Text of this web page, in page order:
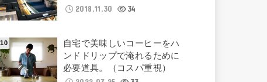
2018.11.30
34
自宅で美味しいコーヒーをハ
ンドドリップで淹れるために
必要道具。（コスパ重視）